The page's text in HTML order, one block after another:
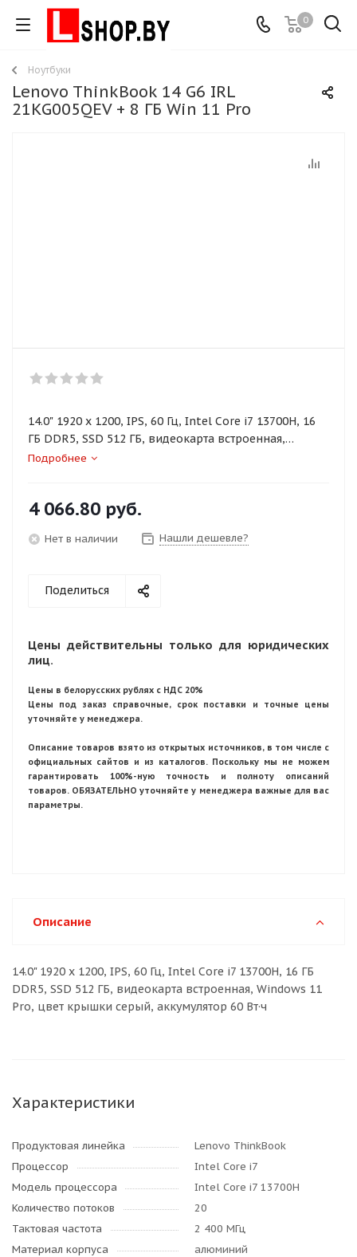
0
Ноутбуки
Lenovo ThinkBook 14 G6 IRL
21KG005QEV + 8 ГБ Win 11 Pro
14.0" 1920 x 1200, IPS, 60 Гц, Intel Core i7 13700H, 16
ГБ DDR5, SSD 512 ГБ, видеокарта встроенная,
Windows 11 Pro, цвет крышки серый, аккумулятор 60
Подробнее
4 066.80 руб.
Нет в наличии Нашли дешевле?
Поделиться
Цены действительны только для юридических
лиц.
Цены в белорусских рублях с НДС 20%
Цены под заказ справочные, срок поставки и точные цены
уточняйте у менеджера.
Описание товаров взято из открытых источников, в том числе с
официальных сайтов и из каталогов. Поскольку мы не можем
гарантировать 100%-ную точность и полноту описаний
товаров. ОБЯЗАТЕЛЬНО уточняйте у менеджера важные для вас
параметры.
Описание
14.0" 1920 x 1200, IPS, 60 Гц, Intel Core i7 13700H, 16 ГБ
DDR5, SSD 512 ГБ, видеокарта встроенная, Windows 11
Pro, цвет крышки серый, аккумулятор 60 Вт·ч
Характеристики
Продуктовая линейка
Lenovo ThinkBook
Процессор
Intel Core i7
Модель процессора
Intel Core i7 13700H
Количество потоков
20
Тактовая частота
2 400 МГц
Материал корпуса
алюминий